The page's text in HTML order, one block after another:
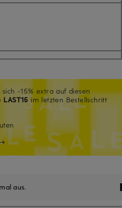
-15% extra auf diesen
LAST15im letzten Bestellschritt
aus.